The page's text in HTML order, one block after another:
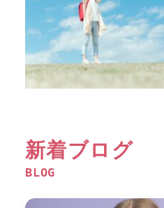
新着ブログ
BLOG